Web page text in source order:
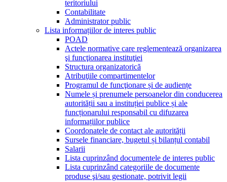
teritoriului
Contabilitate
Administrator public
Lista informațiilor de interes public
POAD
Actele normative care reglementează organizarea
şi funcţionarea instituţiei
Structura organizatorică
Atribuţiile compartimentelor
Programul de funcţionare și de audiențe
Numele și prenumele persoanelor din conducerea
autorității sau a instituției publice și ale
funcționarului responsabil cu difuzarea
informațiilor publice
Coordonatele de contact ale autorității
Sursele financiare, bugetul și bilanțul contabil
Salarii
Lista cuprinzând documentele de interes public
Lista cuprinzând categoriile de documente
produse şi/sau gestionate, potrivit legii